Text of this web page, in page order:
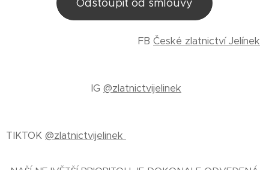
Odstoupit od smlouvy
FB České zlatnictví Jelínek
IG @zlatnictvijelinek
TIKTOK @zlatnictvijelinek